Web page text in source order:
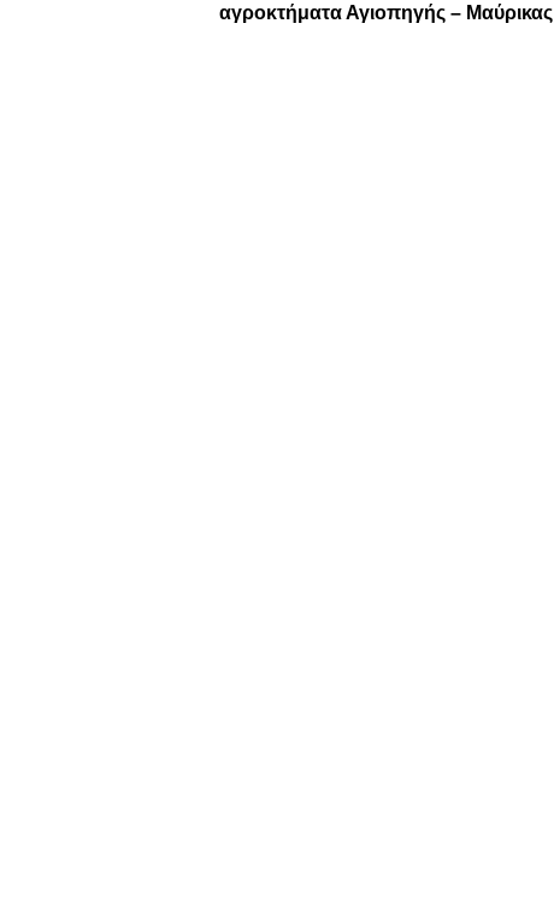
αγροκτήματα Αγιοπηγής – Μαύρικας